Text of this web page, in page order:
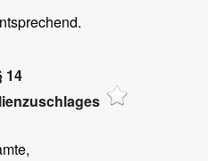
14